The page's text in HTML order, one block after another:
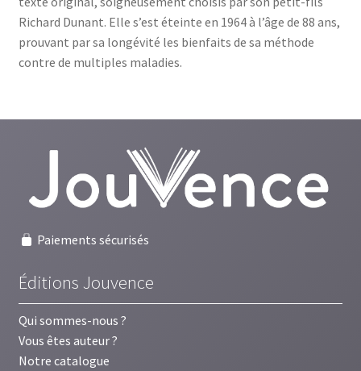
Richard Dunant. Elle s’est éteinte en 1964 à l’âge de 88 ans,
prouvant par sa longévité les bienfaits de sa méthode
contre de multiples maladies.
Paiements sécurisés
Éditions Jouvence
Qui sommes-nous ?
Vous êtes auteur ?
Notre catalogue